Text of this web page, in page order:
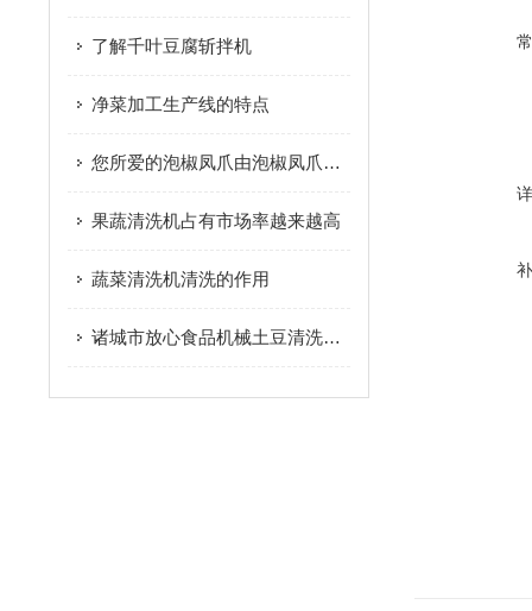
了解千叶豆腐斩拌机
净菜加工生产线的特点
您所爱的泡椒凤爪由泡椒凤爪加工设备制作而成
果蔬清洗机占有市场率越来越高
蔬菜清洗机清洗的作用
诸城市放心食品机械土豆清洗机详细介绍